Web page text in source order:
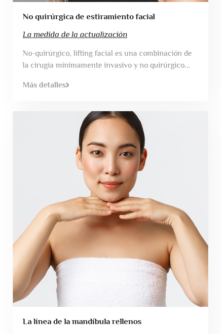
No quirúrgica de estiramiento facial
La medida de la actualización
No-quirúrgico, lifting facial es una combinación de
la cirugía mínimamente invasivo y no quirúrgico...
Más detalles
La línea de la mandíbula rellenos